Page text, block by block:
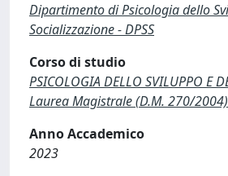
Dipartimento di Psicologia dello
Socializzazione - DPSS
Corso di studio
PSICOLOGIA DELLO SVILUPPO E
Laurea Magistrale (D.M. 270/2004)
Anno Accademico
2023